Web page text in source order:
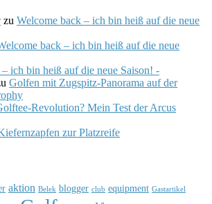
zu Welcome back – ich bin heiß auf die neue
back – ich bin heiß auf die neue
ich bin heiß auf die neue Saison! -
Golfen mit Zugspitz-Panorama auf der
Revolution? Mein Test der Arcus
zur Platzreife
aktion Belek blogger club equipment Gastartikel